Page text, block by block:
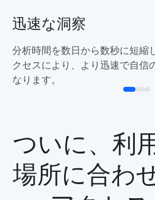
迅速な洞察
分析時間を数日から数秒に短縮
クセスにより、より迅速で自信
なります。
ついに、利
場所に合わ